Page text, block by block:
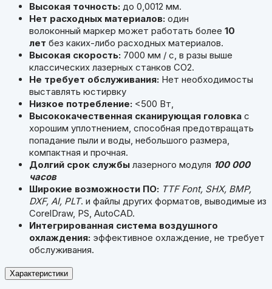
Высокая точность: до 0,0012 мм.
Нет расходных материалов: один
волоконный маркер может работать более 10
лет без каких-либо расходных материалов.
Высокая скорость: 7000 мм / с, в разы выше
классических лазерных станков СО2.
Не требует обслуживания: Нет необходимосты
выставлять юстирвку
Низкое потребление: <500 Вт,
Высококачественная сканирующая головка с
хорошим уплотнением, способная предотвращать
попадание пыли и воды, небольшого размера,
компактная и прочная.
Долгий срок службы лазерного модуля 100 000
часов
Широкие возможности ПО: TTF Font, SHX, BMP,
DXF, AI, PLT. и файлы других форматов, выводимые из
CorelDraw, PS, AutoCAD.
Интегрированная система воздушного
охлаждения: эффективное охлаждение, не требует
обслуживания.
Характеристики